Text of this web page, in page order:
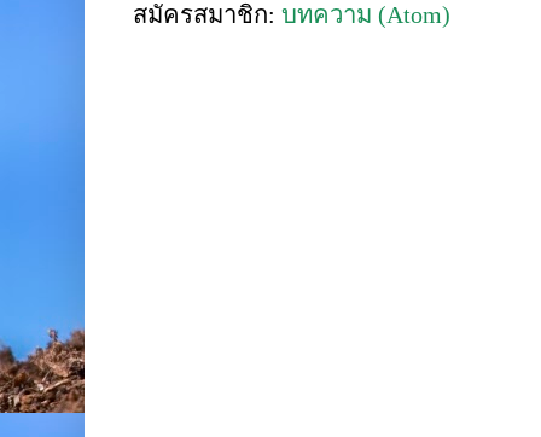
สมัครสมาชิก: บทความ (Atom)